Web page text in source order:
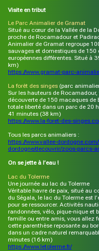
Visite en tribut
Le Parc Animalier de Gramat
Situé au cœur de la Vallée de la
proche de Rocamadour et
Animalier de Gramat regroupe
sauvages et domestiques de 150
européennes différentes. Situé à
km)
https://www.gramat-parc-
La forêt des singes (parc
Sur les hauteurs de Rocamadour,
découverte de 150 macaques de
totale liberté dans un parc de 20
41 minutes (38 km)
https://www.la-foret-des-
Tous les parcs animaliers :
https://www.vallee-
dordogne/decouvrir/zoos-parcs-
On se jette à l’eau !
Lac du Tolerme
Une journée au lac du Tolerme
Véritable havre de paix, situé au
du Ségala, le lac du Tolerme est
pour se ressourcer. Activités
randonnées, vélo, pique-nique et
famille ou entre amis, vous allez
cette parenthèse reposante au
dans un cadre naturel
minutes (16 km)
https://www.letolerme.fr/